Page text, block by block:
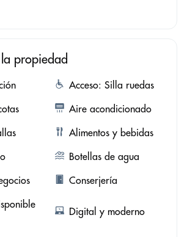
propiedad
Acceso: Silla ruedas
Aire acondicionado
Alimentos y bebidas
Botellas de agua
Conserjería
Digital y moderno